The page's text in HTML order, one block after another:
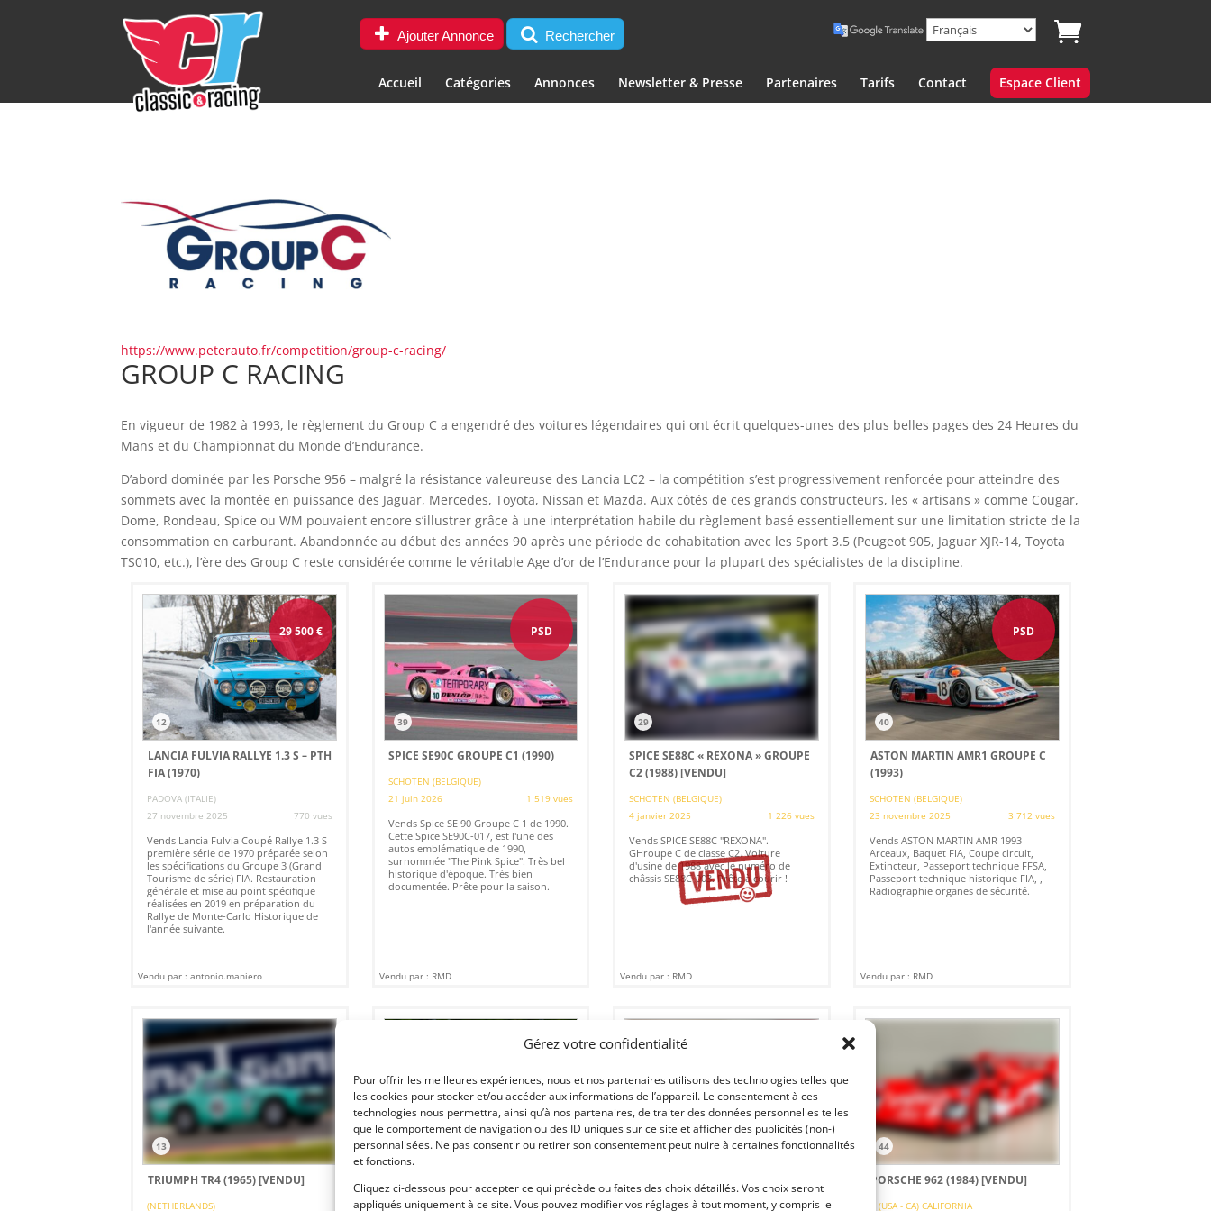
Gérez votre confidentialité
Pour offrir les meilleures expériences, nous et nos partenaires utilisons des technologies telles que
les cookies pour stocker et/ou accéder aux informations de l’appareil. Le consentement à ces
technologies nous permettra, ainsi qu’à nos partenaires, de traiter des données personnelles telles
que le comportement de navigation ou des ID uniques sur ce site et afficher des publicités (non-)
personnalisées. Ne pas consentir ou retirer son consentement peut nuire à certaines fonctionnalités
et fonctions.
Cliquez ci-dessous pour accepter ce qui précède ou faites des choix détaillés. Vos choix seront
appliqués uniquement à ce site. Vous pouvez modifier vos réglages à tout moment, y compris le
Ajouter Annonce Rechercher
Accueil Catégories Annonces Newsletter & Presse Partenaires Tarifs Contact Espace Client
https://www.peterauto.fr/competition/group-c-racing/
GROUP C RACING
En vigueur de 1982 à 1993, le règlement du Group C a engendré des voitures légendaires qui ont écrit quelques-unes des plus belles pages des 24 Heures du
Mans et du Championnat du Monde d’Endurance.
D’abord dominée par les Porsche 956 – malgré la résistance valeureuse des Lancia LC2 – la compétition s’est progressivement renforcée pour atteindre des
sommets avec la montée en puissance des Jaguar, Mercedes, Toyota, Nissan et Mazda. Aux côtés de ces grands constructeurs, les « artisans » comme Cougar,
Dome, Rondeau, Spice ou WM pouvaient encore s’illustrer grâce à une interprétation habile du règlement basé essentiellement sur une limitation stricte de la
consommation en carburant. Abandonnée au début des années 90 après une période de cohabitation avec les Sport 3.5 (Peugeot 905, Jaguar XJR-14, Toyota
TS010, etc.), l’ère des Group C reste considérée comme le véritable Age d’or de l’Endurance pour la plupart des spécialistes de la discipline.
29 500€
12
LANCIA FULVIA RALLYE 1.3 S – PTH
FIA (1970)
PADOVA (ITALIE)
27 novembre 2025
770 vues
Vends Lancia Fulvia Coupé Rallye 1.3 S
première série de 1970 préparée selon
les spécifications du Groupe 3 (Grand
Tourisme de série) FIA. Restauration
générale et mise au point spécifique
réalisées en 2019 en préparation du
Rallye de Monte-Carlo Historique de
l'année suivante.
Vendu par : antonio.maniero
PSD
39
SPICE SE90C GROUPE C1 (1990)
SCHOTEN (BELGIQUE)
21 juin 2026
1 519 vues
Vends Spice SE 90 Groupe C 1 de 1990.
Cette Spice SE90C-017, est l'une des
autos emblématique de 1990,
surnommée "The Pink Spice". Très bel
historique d'époque. Très bien
documentée. Prête pour la saison.
Vendu par : RMD
29
SPICE SE88C « REXONA » GROUPE
C2 (1988)[VENDU]
SCHOTEN (BELGIQUE)
4 janvier 2025
1 226 vues
Vends SPICE SE88C "REXONA".
GHroupe C de classe C2. Voiture
d'usine de 1988 avec le numéro de
châssis SE88C-003. Prête à courir !
Vendu par : RMD
PSD
40
ASTON MARTIN AMR1 GROUPE C
(1993)
SCHOTEN (BELGIQUE)
23 novembre 2025
3 712 vues
Vends ASTON MARTIN AMR 1993
Arceaux, Baquet FIA, Coupe circuit,
Extincteur, Passeport technique FFSA,
Passeport technique historique FIA, ,
Radiographie organes de sécurité.
Vendu par : RMD
13
TRIUMPH TR4 (1965)[VENDU]
(NETHERLANDS)
11
GENEVE (SUISSE)
15
[VENDU]
44
PORSCHE 962 (1984)[VENDU]
(USA - CA) CALIFORNIA